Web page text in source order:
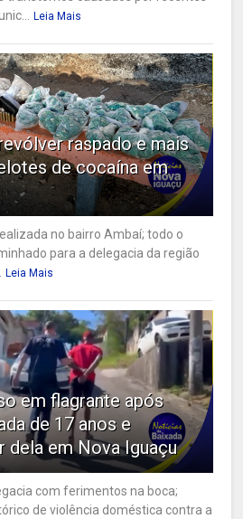
Leia Mais
raspado e mais
de cocaína em
no bairro Ambaí; todo o
para a delegacia da região
Leia Mais
em flagrante após
de 17 anos e
dela em Nova Iguaçu
com ferimentos na boca;
de violência doméstica contra a